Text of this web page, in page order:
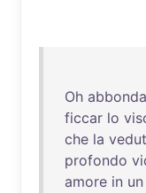
Oh
ficcar lo
che la
profondo
amore in un